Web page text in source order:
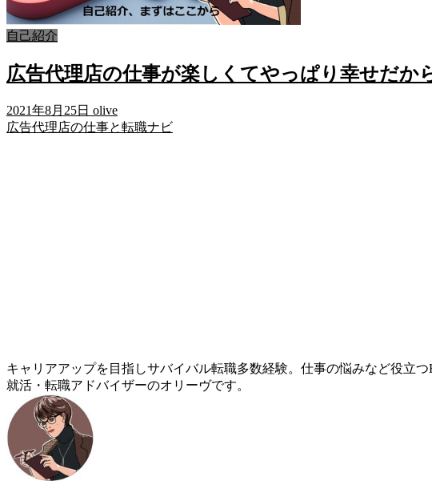
自己紹介
広告代理店の仕事が楽しくてやっぱり幸せだか
2021年8月25日 olive
広告代理店の仕事と転職ナビ
キャリアアップを目指しサバイバル転職多数経験。仕事の悩みなど役立
就活・転職アドバイザーのオリーヴです。